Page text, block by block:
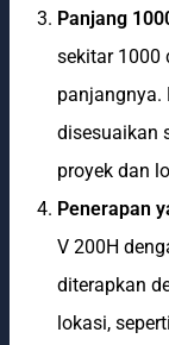
Panjang
sekitar 1000
panjangnya.
disesuaikan
proyek dan
Penerapan
V 200H
diterapkan
lokasi,